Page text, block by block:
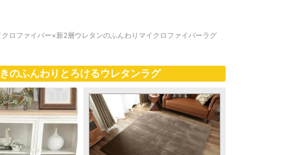
クロファイバー×新2層ウレタンのふんわりマイクロファイバーラグ
のふんわりとろけるウレタンラグ